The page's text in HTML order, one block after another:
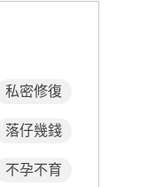
私密修復
落仔幾錢
不孕不育